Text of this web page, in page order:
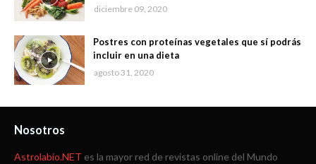
diciembre 09, 2020
Postres con proteínas vegetales que sí podrás
incluir en una dieta
agosto 31, 2020
Nosotros
Astrolabio.NET es la mayor red de revistas online del Mundo